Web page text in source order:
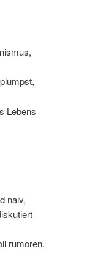
Lebens
naiv,
rumoren.